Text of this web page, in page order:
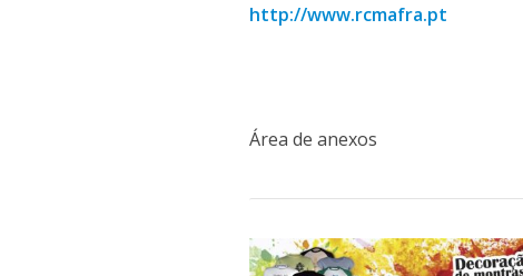
http://www.rcmafra.pt
Área de anexos